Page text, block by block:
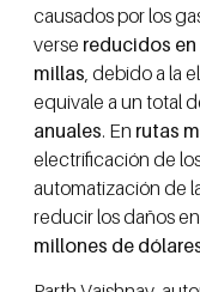
causados por los
verse reducidos en
millas , debido a la
equivale a un total
anuales. En rutas
electrificación de
automatización de
reducir los daños
millones de